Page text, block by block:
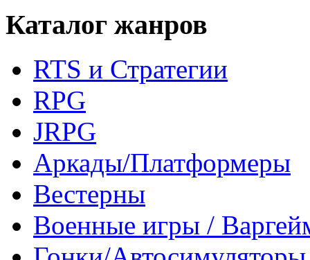
Каталог жанров
RTS и Стратегии
RPG
JRPG
Аркады/Платформеры
Вестерны
Военные игры /